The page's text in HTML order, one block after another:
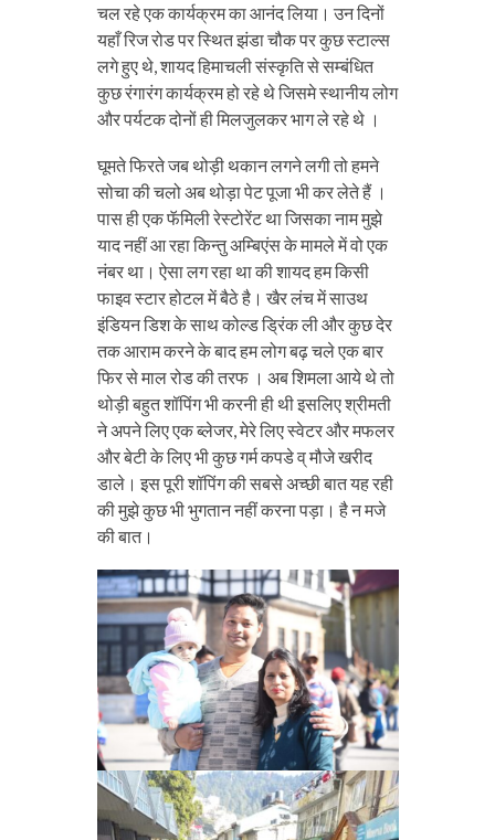
चल रहे एक कार्यक्रम का आनंद लिया। उन दिनों
यहाँ रिज रोड पर स्थित झंडा चौक पर कुछ स्टाल्स
लगे हुए थे, शायद हिमाचली संस्कृति से सम्बंधित
कुछ रंगारंग कार्यक्रम हो रहे थे जिसमे स्थानीय लोग
और पर्यटक दोनों ही मिलजुलकर भाग ले रहे थे ।
घूमते फिरते जब थोड़ी थकान लगने लगी तो हमने
सोचा की चलो अब थोड़ा पेट पूजा भी कर लेते हैं ।
पास ही एक फॅमिली रेस्टोरेंट था जिसका नाम मुझे
याद नहीं आ रहा किन्तु अम्बिएंस के मामले में वो एक
नंबर था। ऐसा लग रहा था की शायद हम किसी
फाइव स्टार होटल में बैठे है। खैर लंच में साउथ
इंडियन डिश के साथ कोल्ड ड्रिंक ली और कुछ देर
तक आराम करने के बाद हम लोग बढ़ चले एक बार
फिर से माल रोड की तरफ । अब शिमला आये थे तो
थोड़ी बहुत शॉपिंग भी करनी ही थी इसलिए श्रीमती
ने अपने लिए एक ब्लेजर, मेरे लिए स्वेटर और मफलर
और बेटी के लिए भी कुछ गर्म कपडे व् मौजे खरीद
डाले। इस पूरी शॉपिंग की सबसे अच्छी बात यह रही
की मुझे कुछ भी भुगतान नहीं करना पड़ा। है न मजे
की बात।